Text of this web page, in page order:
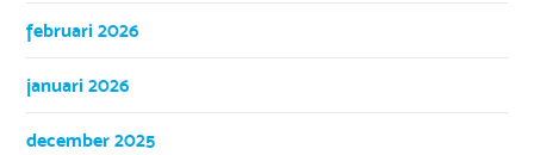
februari 2026
januari 2026
december 2025